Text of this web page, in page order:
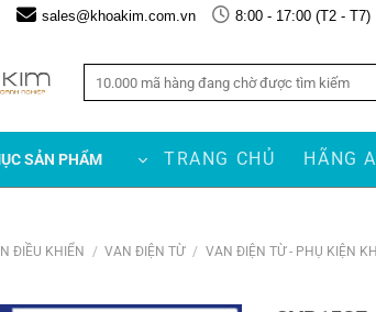
sales@khoakim.com.vn 8:00 - 17:00 (T2 - T7)
SẢN PHẨM TRANG CHỦ HÃNG
ĐIỀU KHIỂN / VAN ĐIỆN TỪ / VAN ĐIỆN TỪ - PHỤ KIỆN